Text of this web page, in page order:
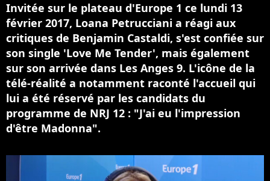
Invitée sur le plateau d'Europe 1 ce lundi 13
février 2017, Loana Petrucciani a réagi aux
critiques de Benjamin Castaldi, s'est confiée sur
son single 'Love Me Tender', mais également
sur son arrivée dans Les Anges 9. L'icône de la
télé-réalité a notamment raconté l'accueil qui
lui a été réservé par les candidats du
programme de NRJ 12 : "J'ai eu l'impression
d'être Madonna".